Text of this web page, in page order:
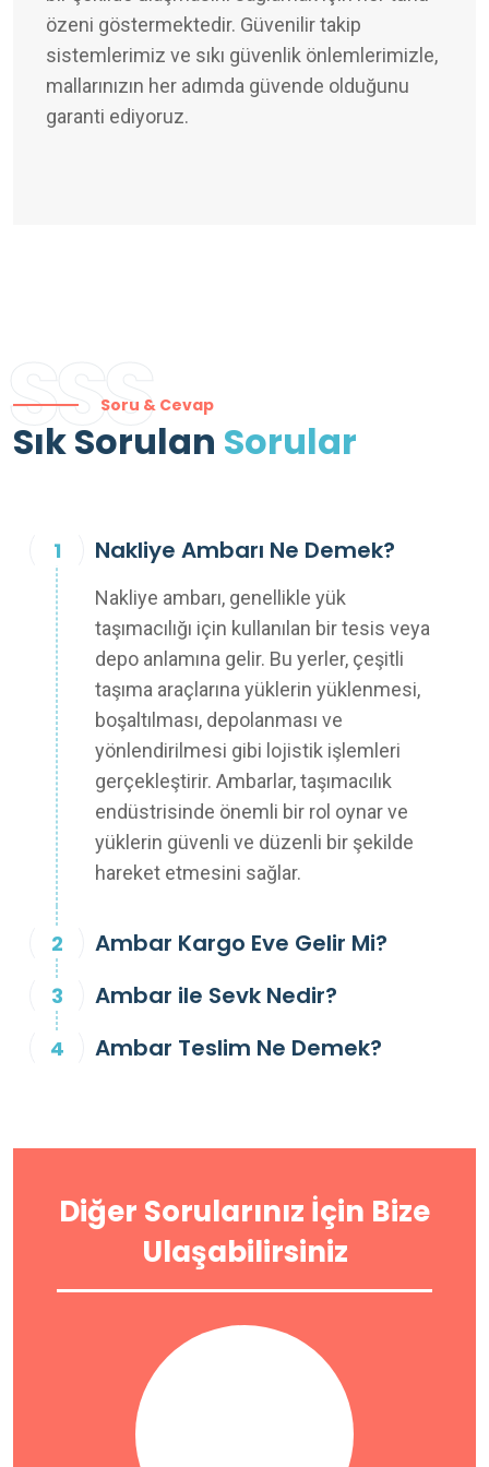
özeni göstermektedir. Güvenilir takip
sistemlerimiz ve sıkı güvenlik önlemlerimizle,
mallarınızın her adımda güvende olduğunu
garanti ediyoruz.
SSSSoru & Cevap
Sık Sorulan Sorular
Nakliye Ambarı Ne Demek?
Nakliye ambarı, genellikle yük
taşımacılığı için kullanılan bir tesis veya
depo anlamına gelir. Bu yerler, çeşitli
taşıma araçlarına yüklerin yüklenmesi,
boşaltılması, depolanması ve
yönlendirilmesi gibi lojistik işlemleri
gerçekleştirir. Ambarlar, taşımacılık
endüstrisinde önemli bir rol oynar ve
yüklerin güvenli ve düzenli bir şekilde
hareket etmesini sağlar.
Ambar Kargo Eve Gelir Mi?
Ambar ile Sevk Nedir?
Ambar Teslim Ne Demek?
Diğer Sorularınız İçin Bize
Ulaşabilirsiniz